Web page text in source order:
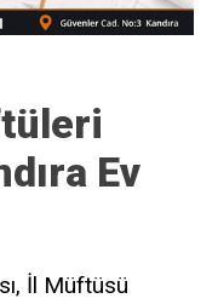
Ev
İl Müftüsü